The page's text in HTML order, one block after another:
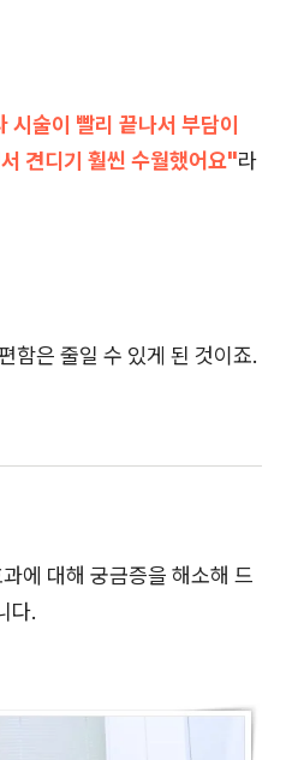
시술이 빨리 끝나서 부담이
견디기 훨씬 수월했어요"라
함은 줄일 수 있게 된 것이죠.
에 대해 궁금증을 해소해 드
다.